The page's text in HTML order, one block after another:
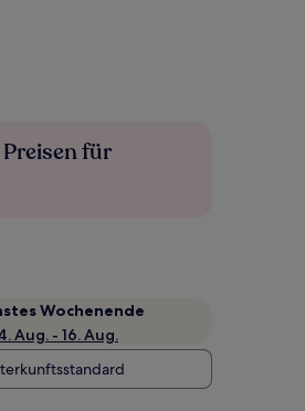
für
Wochenende
Aug. - 16. Aug.